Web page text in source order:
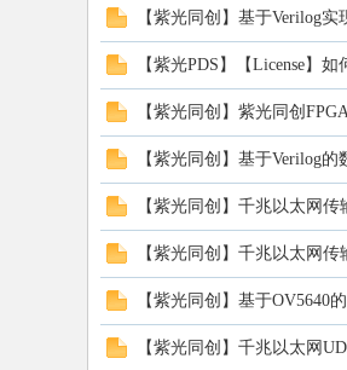
电
【紫光同创】基于Verilog
【紫光PDS】【License】
【紫光同创】紫光同创
【紫光同创】基于Verilog的
【紫光同创】千兆以太网
【紫光同创】千兆以太网
【紫光同创】基于OV5640
【紫光同创】千兆以太网